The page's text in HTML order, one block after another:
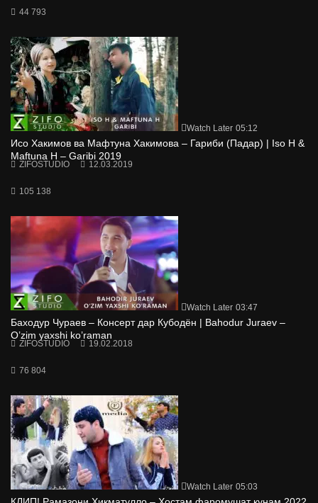
44 793
Watch Later 05:12
Исо Хакимов ва Мафтуна Хакимова – Гариби (Падар) | Iso H &
Maftuna H – Garibi 2019
ZIFOSTUDIO 12.03.2019
105 138
Watch Later 03:47
Баходур Чураев – Консерт дар Кубодён | Bahodur Juraev –
O’zim yaxshi ko’raman
ZIFOSTUDIO 19.02.2018
76 804
Watch Later 05:03